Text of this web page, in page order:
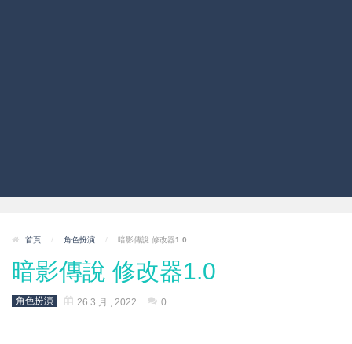
首頁 / 角色扮演 / 暗影傳說 修改器1.0
暗影傳說 修改器1.0
角色扮演 26 3 月 , 2022 0